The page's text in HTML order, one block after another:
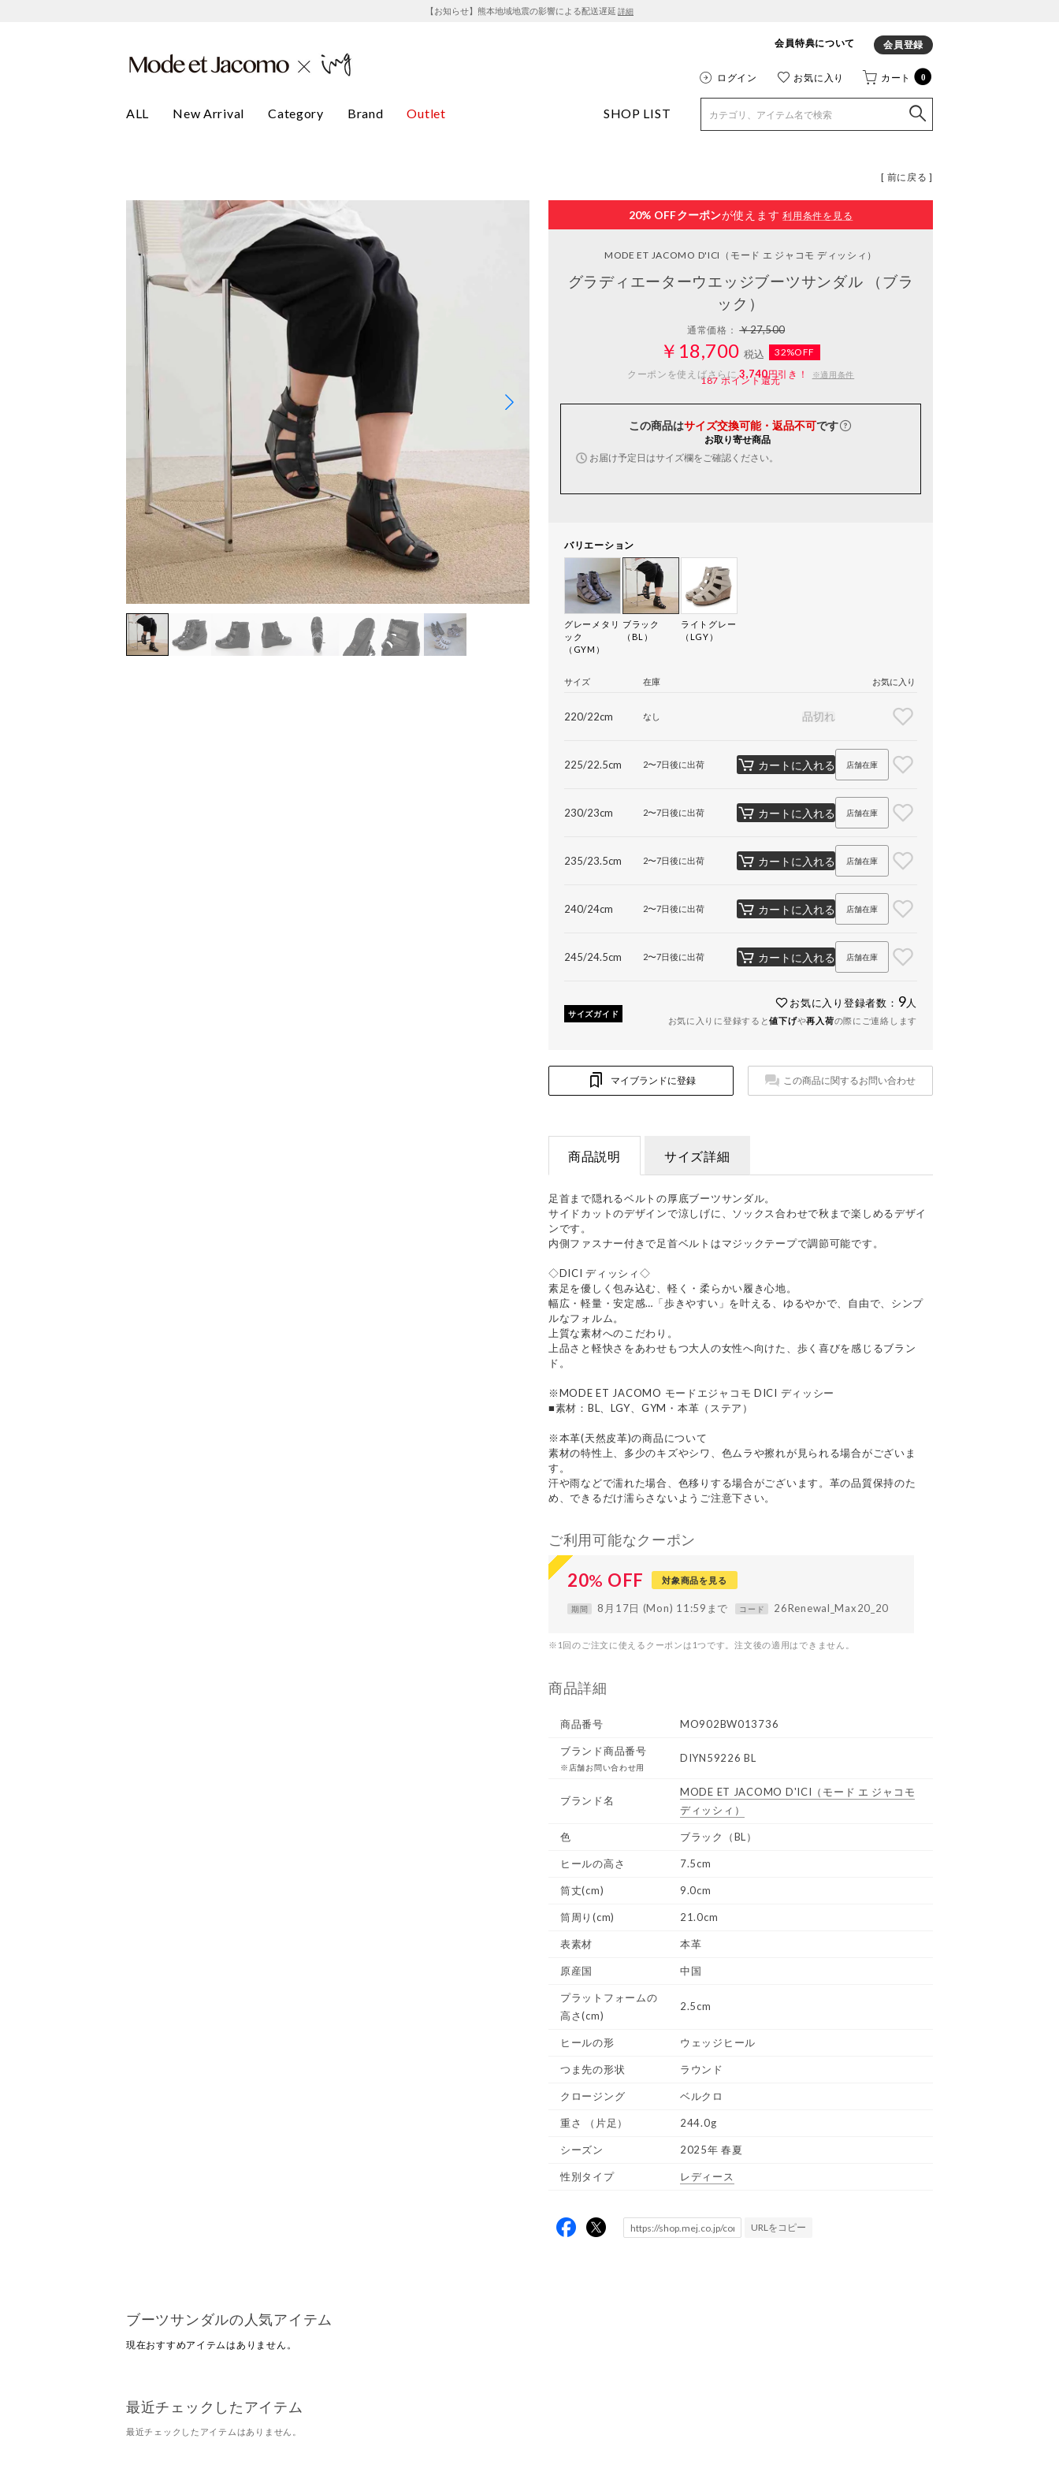
【お知らせ】熊本地域地震の影響による配送遅延 詳細
会員特典について 会員登録
ログイン お気に入り カート 0
ALL New Arrival Category Brand Outlet SHOP LIST
[ 前に戻る ]
20% OFFクーポンが使えます 利用条件を見る
MODE ET JACOMO D'ICI （モード エ ジャコモ ディッシィ）
グラディエーターウエッジブーツサンダル （ブラ
ック）
通常価格：￥27,500
￥18,700 税込
32%OFF
クーポンを使えばさらに3,740円引き！ ※適用条件
187ポイント還元
この商品はサイズ交換可能・返品不可です
お取り寄せ商品
お届け予定日はサイズ欄をご確認ください。
バリエーション
グレーメタリ
ック
（GYM）
ブラック
（BL）
ライトグレー
（LGY）
サイズ 在庫 お気に入り
220/22cm なし 品切れ
225/22.5cm 2〜7日後に出荷 カートに入れる 店舗在庫
230/23cm 2〜7日後に出荷 カートに入れる 店舗在庫
235/23.5cm 2〜7日後に出荷 カートに入れる 店舗在庫
240/24cm 2〜7日後に出荷 カートに入れる 店舗在庫
245/24.5cm 2〜7日後に出荷 カートに入れる 店舗在庫
サイズガイド
お気に入り登録者数： 9 人
お気に入りに登録すると値下げや再入荷の際にご連絡します
マイブランドに登録 この商品に関するお問い合わせ
商品説明 サイズ詳細
足首まで隠れるベルトの厚底ブーツサンダル。
サイドカットのデザインで涼しげに、ソックス合わせで秋まで楽しめるデザイ
ンです。
内側ファスナー付きで足首ベルトはマジックテープで調節可能です。
◇DICI ディッシィ◇
素足を優しく包み込む、軽く・柔らかい履き心地。
幅広・軽量・安定感…「歩きやすい」を叶える、ゆるやかで、自由で、シンプ
ルなフォルム。
上質な素材へのこだわり。
上品さと軽快さをあわせもつ大人の女性へ向けた、歩く喜びを感じるブラン
ド。
※MODE ET JACOMO モードエジャコモ DICI ディッシー
■素材：BL、LGY、GYM・本革（ステア）
※本革(天然皮革)の商品について
素材の特性上、多少のキズやシワ、色ムラや擦れが見られる場合がございま
す。
汗や雨などで濡れた場合、色移りする場合がございます。革の品質保持のた
め、できるだけ濡らさないようご注意下さい。
ご利用可能なクーポン
20% OFF 対象商品を見る
期間 8月17日 (Mon) 11:59まで コード 26Renewal_Max20_20
※1回のご注文に使えるクーポンは1つです。注文後の適用はできません。
商品詳細
商品番号 MO902BW013736
ブランド商品番号
※店舗お問い合わせ用
DIYN59226 BL
ブランド名
MODE ET JACOMO D'ICI （モード エ ジャコモ
ディッシィ）
色 ブラック（BL）
ヒールの高さ 7.5cm
筒丈(cm) 9.0cm
筒周り(cm) 21.0cm
表素材 本革
原産国 中国
プラットフォームの
高さ(cm)
2.5cm
ヒールの形 ウェッジヒール
つま先の形状 ラウンド
クロージング ベルクロ
重さ （片足） 244.0g
シーズン 2025年 春夏
性別タイプ レディース
URLをコピー
ブーツサンダルの人気アイテム
現在おすすめアイテムはありません。
最近チェックしたアイテム
最近チェックしたアイテムはありません。